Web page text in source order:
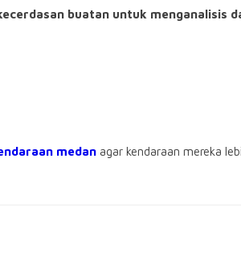
buatan untuk menganalisis
medan agar kendaraan mereka